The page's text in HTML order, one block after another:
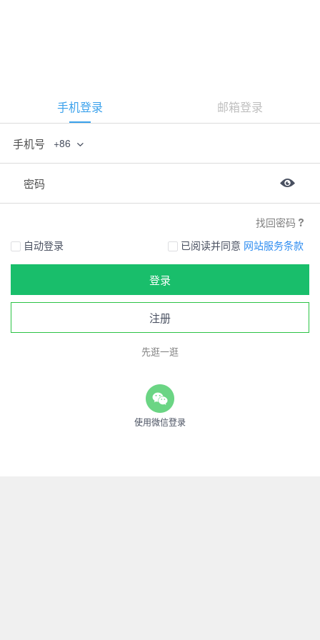
手机登录 邮箱登录
手机号 +86
密码
找回密码
自动登录
已阅读并同意 网站服务条款
登录
注册
先逛一逛
使用微信登录